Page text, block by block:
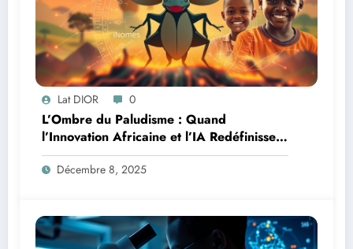
Lat DIOR 0
L’Ombre du Paludisme : Quand
l’Innovation Africaine et l’IA Redéfinissent
la Lutte
Décembre 8, 2025